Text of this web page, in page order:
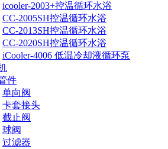
icooler-2003+控温循环水浴
CC-2005SH控温循环水浴
CC-2013SH控温循环水浴
CC-2020SH控温循环水浴
iCooler-4006 低温冷却液循环泵
件
单向阀
卡套接头
截止阀
球阀
过滤器